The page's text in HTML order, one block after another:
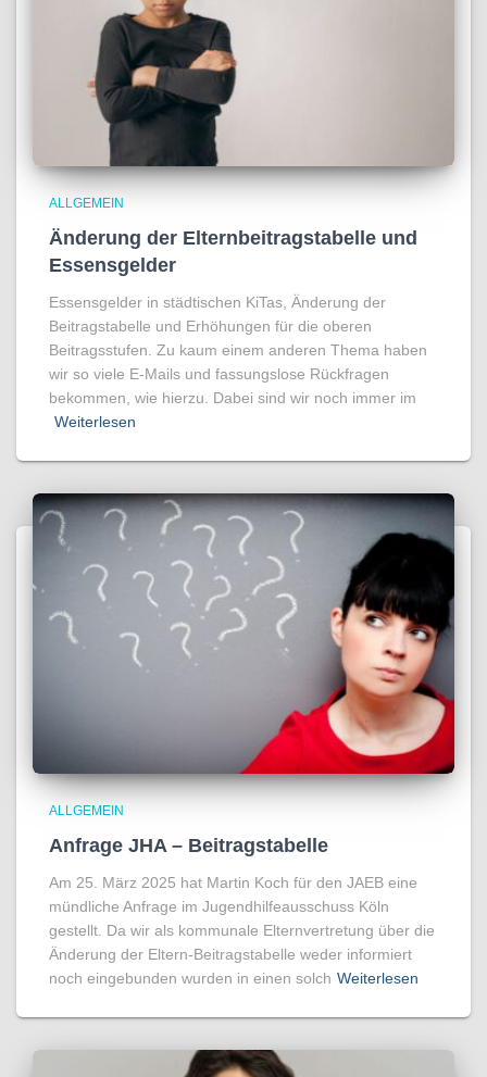
ALLGEMEIN
Änderung der Elternbeitragstabelle und
Essensgelder
Essensgelder in städtischen KiTas, Änderung der
Beitragstabelle und Erhöhungen für die oberen
Beitragsstufen. Zu kaum einem anderen Thema haben
wir so viele E-Mails und fassungslose Rückfragen
bekommen, wie hierzu. Dabei sind wir noch immer im
Weiterlesen
ALLGEMEIN
Anfrage JHA – Beitragstabelle
Am 25. März 2025 hat Martin Koch für den JAEB eine
mündliche Anfrage im Jugendhilfeausschuss Köln
gestellt. Da wir als kommunale Elternvertretung über die
Änderung der Eltern-Beitragstabelle weder informiert
noch eingebunden wurden in einen solch Weiterlesen